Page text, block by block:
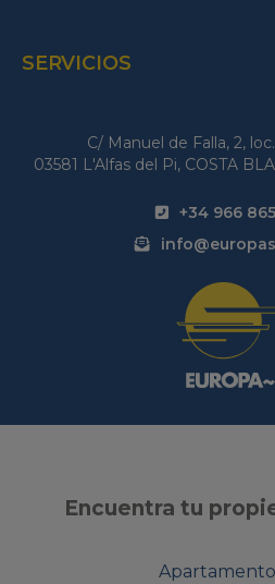
SERVICIOS
C/ Manuel de Falla, 2,
03581 L'Alfas del Pi, COSTA
+34 966
Encuentra tu